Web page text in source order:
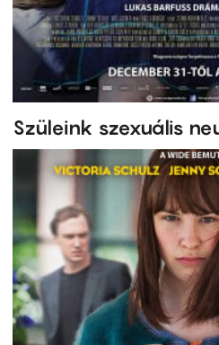
Szüleink szexuális